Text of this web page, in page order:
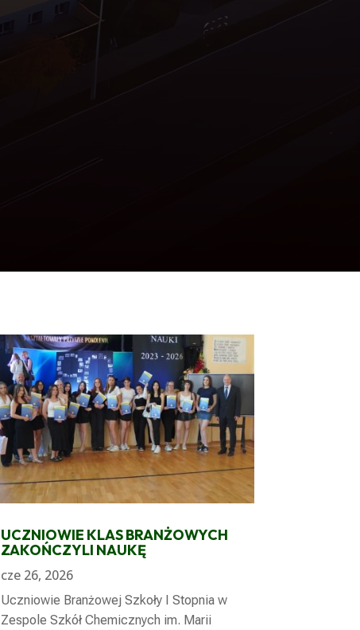
UCZNIOWIE KLAS BRANŻOWYCH
ZAKOŃCZYLI NAUKĘ
cze 26, 2026
Uczniowie Branżowej Szkoły I Stopnia w
Zespole Szkół Chemicznych im. Marii